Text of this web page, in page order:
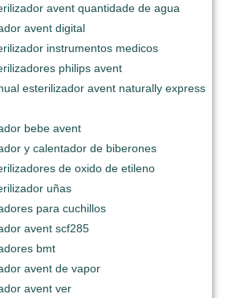
avent quantidade de agua
avent digital
instrumentos medicos
philips avent
esterilizador avent naturally express
bebe avent
y calentador de biberones
de oxido de etileno
uñas
para cuchillos
avent scf285
bmt
avent de vapor
avent ver